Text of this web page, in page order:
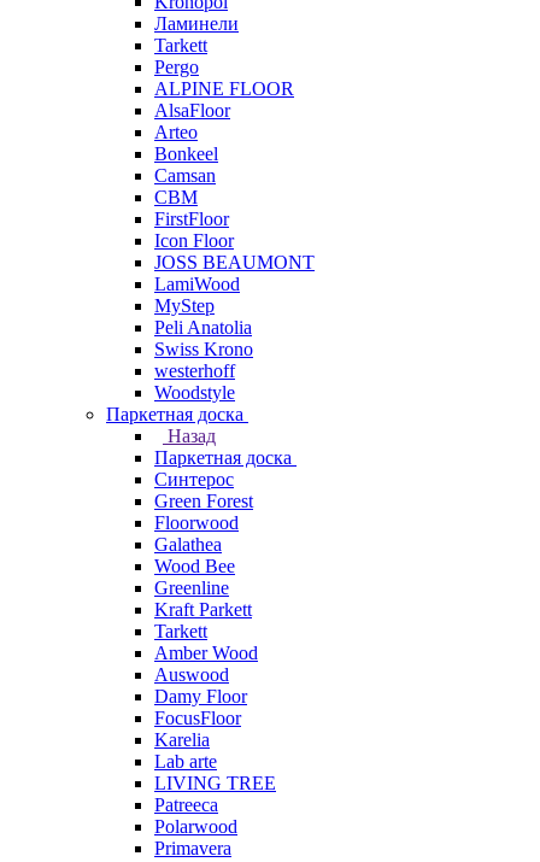
Ламинели
Tarkett
Pergo
ALPINE FLOOR
AlsaFloor
Arteo
Bonkeel
Camsan
CBM
FirstFloor
Icon Floor
JOSS BEAUMONT
LamiWood
MyStep
Peli Anatolia
Swiss Krono
westerhoff
Woodstyle
Паркетная доска
Назад
Паркетная доска
Синтерос
Green Forest
Floorwood
Galathea
Wood Bee
Greenline
Kraft Parkett
Tarkett
Amber Wood
Auswood
Damy Floor
FocusFloor
Karelia
Lab arte
LIVING TREE
Patreeca
Polarwood
Primavera